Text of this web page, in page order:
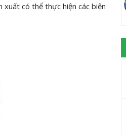
xuất có thể thực hiện các biện